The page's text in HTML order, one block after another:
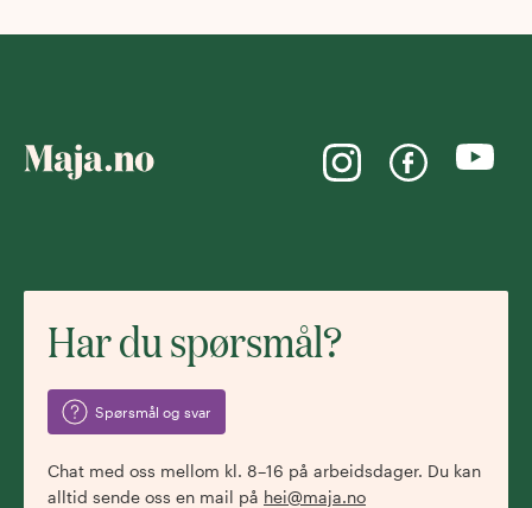
Har du spørsmål?
Spørsmål og svar
Chat med oss mellom kl. 8–16 på arbeidsdager. Du kan
alltid sende oss en mail på hei@maja.no